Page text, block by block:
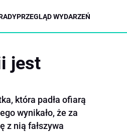
PRZEGLĄD WYDARZEŃ
jest
która padła ofiarą
wynikało, że za
z nią fałszywa